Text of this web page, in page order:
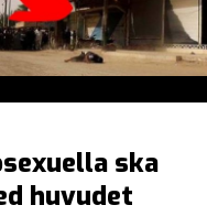
ska
huvudet